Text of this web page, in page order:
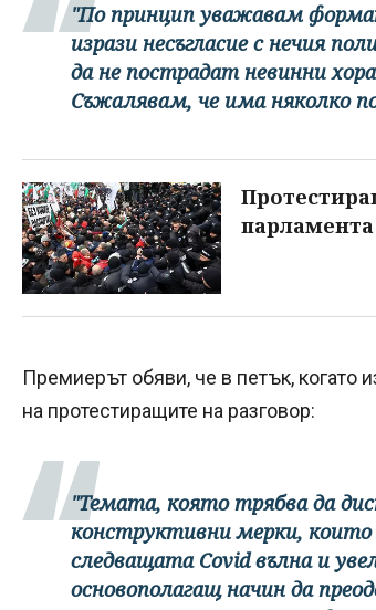
"По принцип уважавам
изрази несъгласие с нечия
да не пострадат невинни
Съжалявам, че има няколко
Премиерът обяви, че в петък, когато
на протестиращите на разговор:
"Темата, която трябва да
конструктивни мерки,
следващата Covid вълна и
основополагащ начин да